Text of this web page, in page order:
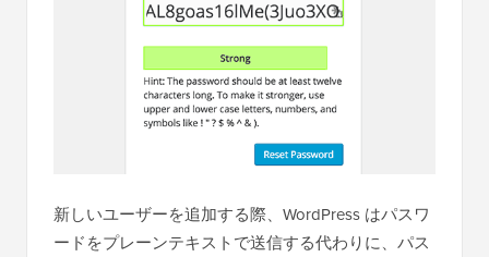
新しいユーザーを追加する際、WordPress はパスワ
ードをプレーンテキストで送信する代わりに、パス